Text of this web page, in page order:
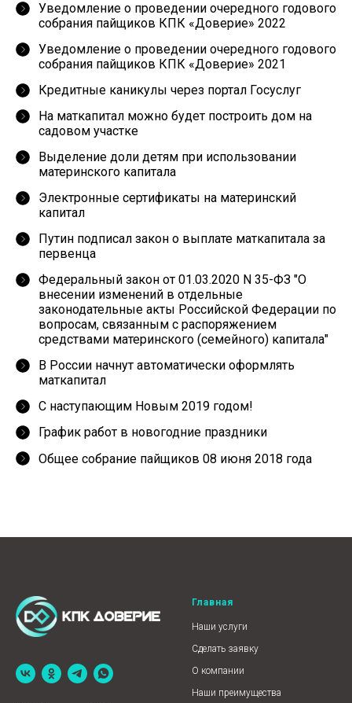
Уведомление о проведении очередного годового
собрания пайщиков КПК «Доверие» 2022
Уведомление о проведении очередного годового
собрания пайщиков КПК «Доверие» 2021
Кредитные каникулы через портал Госуслуг
На маткапитал можно будет построить дом на
садовом участке
Выделение доли детям при использовании
материнского капитала
Электронные сертификаты на материнский
капитал
Путин подписал закон о выплате маткапитала за
первенца
Федеральный закон от 01.03.2020 N 35-ФЗ "О
внесении изменений в отдельные
законодательные акты Российской Федерации по
вопросам, связанным с распоряжением
средствами материнского (семейного) капитала"
В России начнут автоматически оформлять
маткапитал
С наступающим Новым 2019 годом!
График работ в новогодние праздники
Общее собрание пайщиков 08 июня 2018 года
Главная
Наши услуги
Сделать заявку
О компании
Наши преимущества